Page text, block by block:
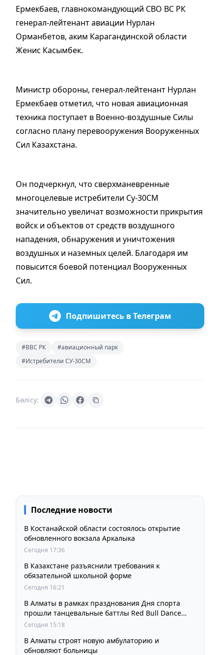
Ермекбаев, главнокомандующий СВО ВС РК
генерал-лейтенант авиации Нурлан
Орманбетов, аким Карагандинской области
Женис Касымбек.
Министр обороны, генерал-лейтенант Нурлан
Ермекбаев отметил, что новая авиационная
техника поступает в Военно-воздушные Силы
согласно плану перевооружения Вооруженных
Сил Казахстана.
Он подчеркнул, что сверхманевренные
многоцелевые истребители Cу-30СМ
значительно увеличат возможности прикрытия
войск и объектов от средств воздушного
нападения, обнаружения и уничтожения
воздушных и наземных целей. Благодаря им
повысится боевой потенциал Вооруженных
Сил.
Подпишитесь в Телеграм
#ВВС РК
#авиационный парк
#Истребители СУ-30СМ
Бөлісу:
Последние новости
В Костанайской области состоялось открытие
обновленного вокзала Аркалыка
Сегодня 17:36
В Казахстане разъяснили требования к
обязательной школьной форме
Сегодня 16:21
В Алматы в рамках празднования Дня спорта
прошли танцевальные баттлы Red Bull Dance
Your Style
Сегодня 15:18
В Алматы строят новую амбулаторию и
обновляют больницы